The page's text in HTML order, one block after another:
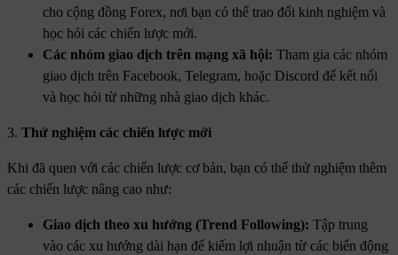
cho cộng đồng Forex, nơi bạn có thể trao đổi kinh nghiệm và
học hỏi các chiến lược mới.
Các nhóm giao dịch trên mạng xã hội: Tham gia các nhóm
giao dịch trên Facebook, Telegram, hoặc Discord để kết nối
và học hỏi từ những nhà giao dịch khác.
3. Thử nghiệm các chiến lược mới
Khi đã quen với các chiến lược cơ bản, bạn có thể thử nghiệm thêm
các chiến lược nâng cao như:
Giao dịch theo xu hướng (Trend Following): Tập trung
vào các xu hướng dài hạn để kiếm lợi nhuận từ các biến động